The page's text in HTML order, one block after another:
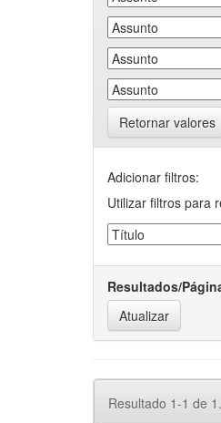
Retornar valores
Adicionar filtros:
Utilizar filtros para
Resultados/
Resultado 1-1 de 1.